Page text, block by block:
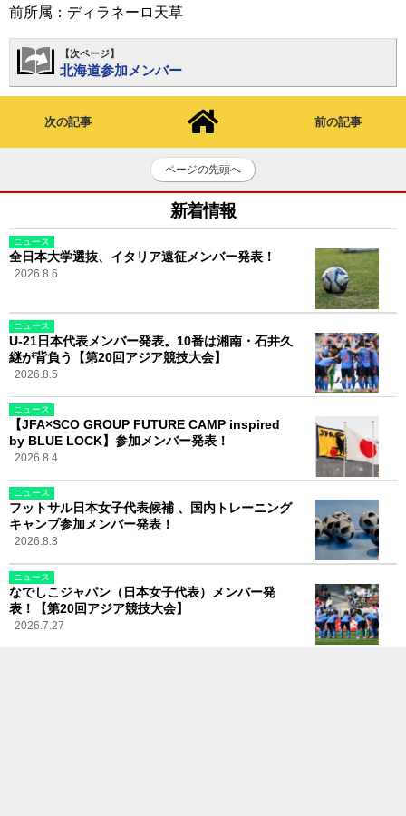
前所属：ディラネーロ天草
【次ページ】
北海道参加メンバー
次の記事 前の記事
ページの先頭へ
新着情報
ニュース
全日本大学選抜、イタリア遠征メンバー発表！
2026.8.6
ニュース
U-21日本代表メンバー発表。10番は湘南・石井久
継が背負う【第20回アジア競技大会】
2026.8.5
ニュース
【JFA×SCO GROUP FUTURE CAMP inspired
by BLUE LOCK】参加メンバー発表！
2026.8.4
ニュース
フットサル日本女子代表候補 、国内トレーニング
キャンプ参加メンバー発表！
2026.8.3
ニュース
なでしこジャパン（日本女子代表）メンバー発
表！【第20回アジア競技大会】
2026.7.27